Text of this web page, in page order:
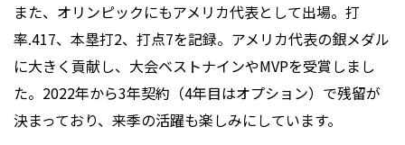
また、オリンピックにもアメリカ代表として出場。打
率.417、本塁打2、打点7を記録。アメリカ代表の銀メダル
に大きく貢献し、大会ベストナインやMVPを受賞しまし
た。2022年から3年契約（4年目はオプション）で残留が
決まっており、来季の活躍も楽しみにしています。